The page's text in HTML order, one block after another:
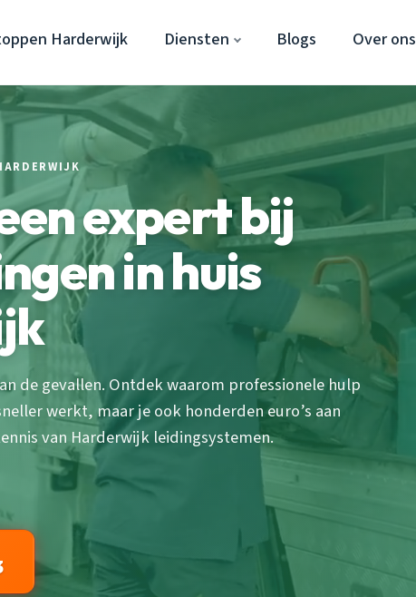
Harderwijk Diensten Blogs Over ons
expert bij
in huis
de gevallen. Ontdek waarom professionele hulp
werkt, maar je ook honderden euro’s aan
van Harderwijk leidingsystemen.